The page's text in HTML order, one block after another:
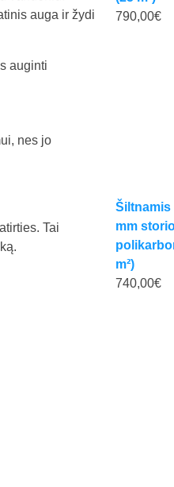
auga ir žydi
auginti
nes jo
Tai
790,00€
Šiltnamis
mm
m²)
740,00€